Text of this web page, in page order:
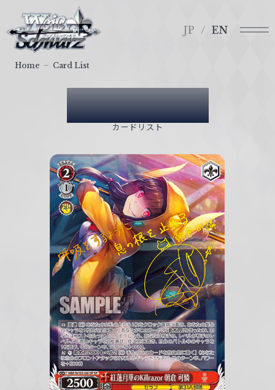
ァ
イ
JP EN
Card List
カードリスト
Home Card List